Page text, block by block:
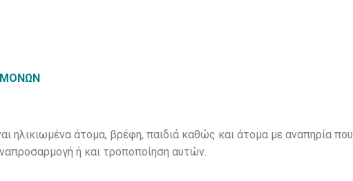
ηλικιωμένα άτομα, βρέφη, παιδιά καθώς και άτομα με αναπηρία που
ή και τροποποίηση αυτών.